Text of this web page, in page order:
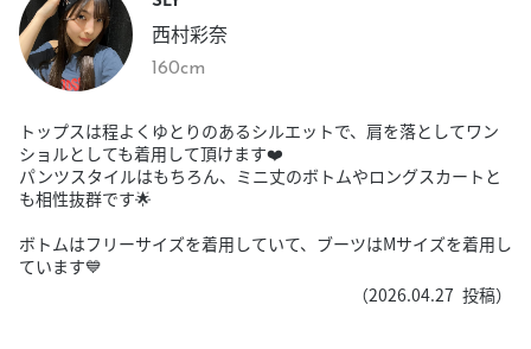
西村彩奈
160cm
トップスは程よくゆとりのあるシルエットで、肩を落としてワン
ショルとしても着用して頂けます❤️
パンツスタイルはもちろん、ミニ丈のボトムやロングスカートと
も相性抜群です🌟
ボトムはフリーサイズを着用していて、ブーツはMサイズを着用し
ています💙
（2026.04.27 投稿）